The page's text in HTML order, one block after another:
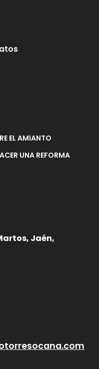
EL AMIANTO
UNA REFORMA
Jaén,